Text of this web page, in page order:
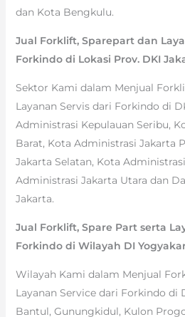
dan Kota Bengkulu.
Jual Forklift, Sparepart dan
Forkindo di Lokasi Prov. DKI
Sektor Kami dalam Menjual
Layanan Servis dari Forkindo di
Administrasi Kepulauan Seribu,
Barat, Kota Administrasi Jakarta
Jakarta Selatan, Kota
Administrasi Jakarta Utara dan
Jakarta.
Jual Forklift, Spare Part serta
Forkindo di Wilayah DI
Wilayah Kami dalam Menjual
Layanan Service dari Forkindo di
Bantul, Gunungkidul, Kulon